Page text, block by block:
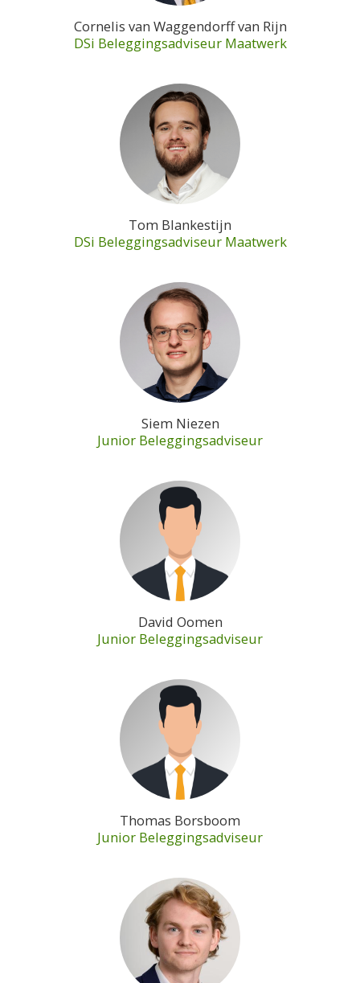
Cornelis van Waggendorff van Rijn
DSi Beleggingsadviseur Maatwerk
Tom Blankestijn
DSi Beleggingsadviseur Maatwerk
Siem Niezen
Junior Beleggingsadviseur
David Oomen
Junior Beleggingsadviseur
Thomas Borsboom
Junior Beleggingsadviseur